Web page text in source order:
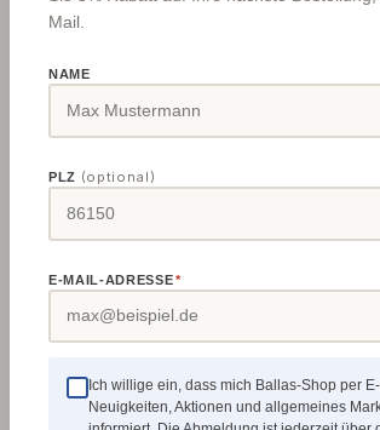
Reduzierungen
shop.de
Mail.
NAME
PLZ (optional)
E-MAIL-ADRESSE*
Ich willige ein, dass mich Ballas-Shop per
Neuigkeiten, Aktionen und allgemeines